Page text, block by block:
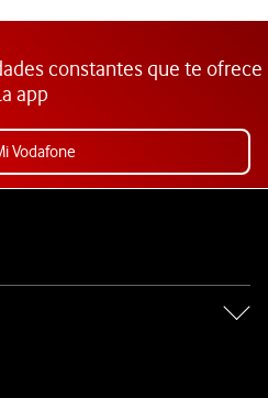
constantes que te ofrece
app
Vodafone
de Vodafone